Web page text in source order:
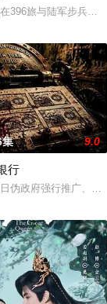
中长大，但她始终
忽然对他说：“江
396旅与陆军步兵学
创新实践实现本土
中队长三木武夫等
集 9.0
行
伪政府强行推广、使